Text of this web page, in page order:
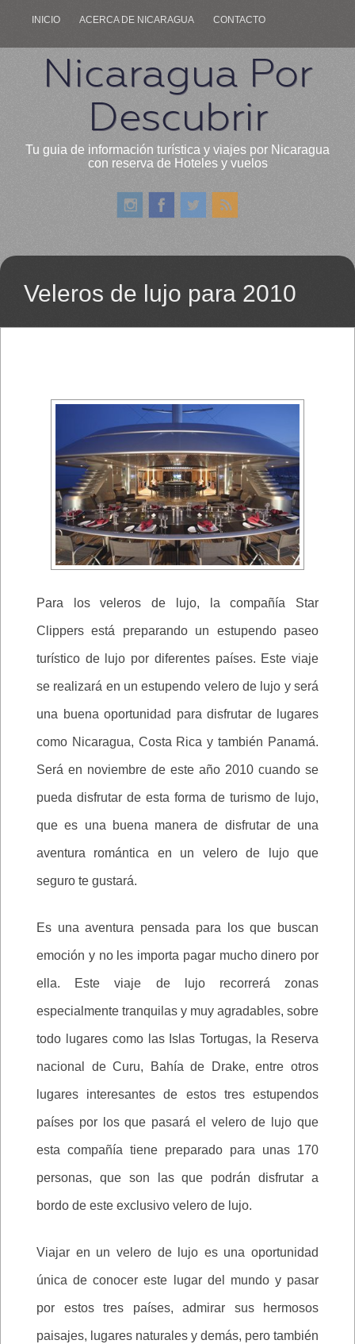
INICIO ACERCA DE NICARAGUA CONTACTO
Nicaragua Por
Descubrir
Tu guia de información turística y viajes por Nicaragua
con reserva de Hoteles y vuelos
Veleros de lujo para 2010
Para los veleros de lujo, la compañía Star
Clippers está preparando un estupendo paseo
turístico de lujo por diferentes países. Este viaje
se realizará en un estupendo velero de lujo y será
una buena oportunidad para disfrutar de lugares
como Nicaragua, Costa Rica y también Panamá.
Será en noviembre de este año 2010 cuando se
pueda disfrutar de esta forma de turismo de lujo,
que es una buena manera de disfrutar de una
aventura romántica en un velero de lujo que
seguro te gustará.
Es una aventura pensada para los que buscan
emoción y no les importa pagar mucho dinero por
ella. Este viaje de lujo recorrerá zonas
especialmente tranquilas y muy agradables, sobre
todo lugares como las Islas Tortugas, la Reserva
nacional de Curu, Bahía de Drake, entre otros
lugares interesantes de estos tres estupendos
países por los que pasará el velero de lujo que
esta compañía tiene preparado para unas 170
personas, que son las que podrán disfrutar a
bordo de este exclusivo velero de lujo.
Viajar en un velero de lujo es una oportunidad
única de conocer este lugar del mundo y pasar
por estos tres países, admirar sus hermosos
paisajes, lugares naturales y demás, pero también